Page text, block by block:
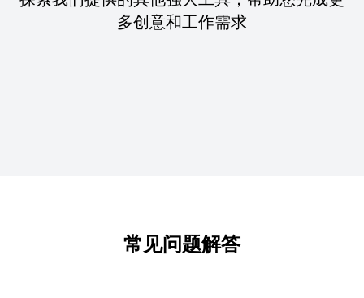
多创意和工作需求
常见问题解答